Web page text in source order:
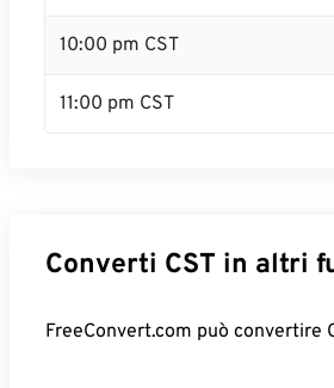
10:00 pm CST
11:00 pm CST
Converti CST in altri
FreeConvert.com può convertire